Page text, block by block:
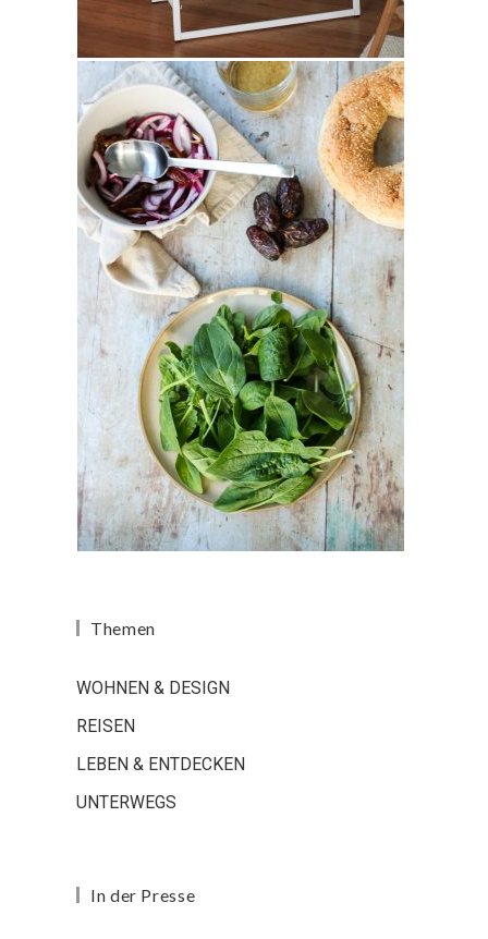
Themen
WOHNEN & DESIGN
REISEN
LEBEN & ENTDECKEN
UNTERWEGS
In der Presse